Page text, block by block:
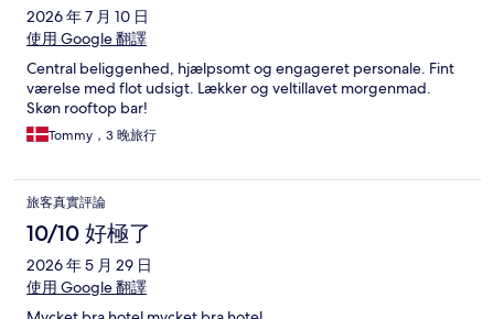
2026 年 7 月 10 日
使用 Google 翻譯
Central beliggenhed, hjælpsomt og engageret personale. Fint
værelse med flot udsigt. Lækker og veltillavet morgenmad.
Skøn rooftop bar!
Tommy，3 晚旅行
旅客真實評論
10/10 好極了
2026 年 5 月 29 日
使用 Google 翻譯